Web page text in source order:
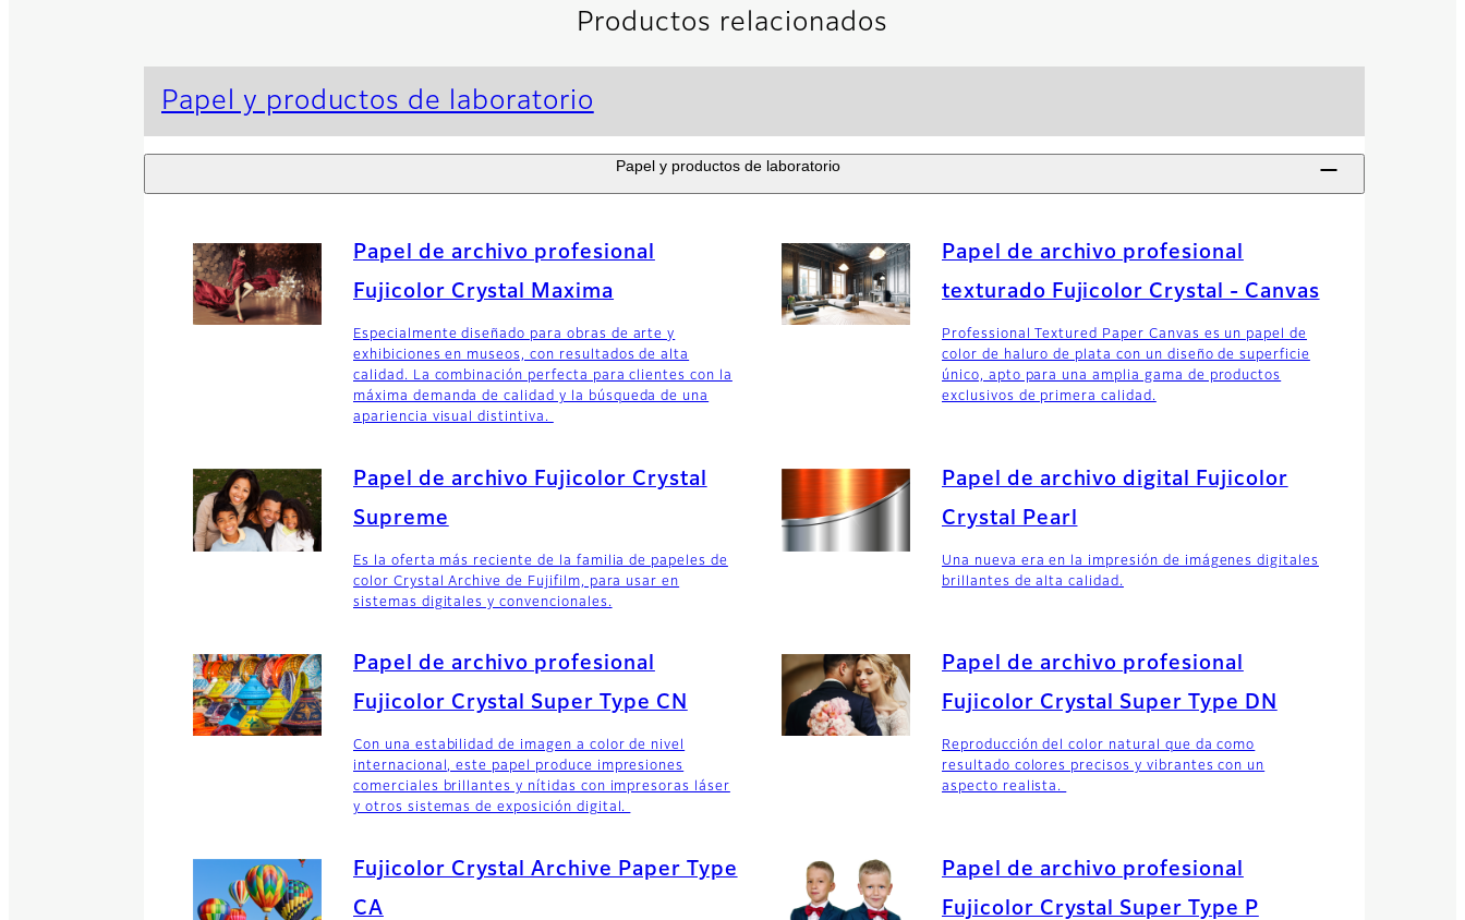
Productos relacionados
Papel y productos de laboratorio
Papel y productos de laboratorio
Papel de archivo profesional
Fujicolor Crystal Maxima
Especialmente diseñado para obras de arte y
exhibiciones en museos, con resultados de alta
calidad. La combinación perfecta para clientes con la
máxima demanda de calidad y la búsqueda de una
apariencia visual distintiva.
Papel de archivo profesional
texturado Fujicolor Crystal - Canvas
Professional Textured Paper Canvas es un papel de
color de haluro de plata con un diseño de superficie
único, apto para una amplia gama de productos
exclusivos de primera calidad.
Papel de archivo Fujicolor Crystal
Supreme
Es la oferta más reciente de la familia de papeles de
color Crystal Archive de Fujifilm, para usar en
sistemas digitales y convencionales.
Papel de archivo digital Fujicolor
Crystal Pearl
Una nueva era en la impresión de imágenes digitales
brillantes de alta calidad.
Papel de archivo profesional
Fujicolor Crystal Super Type CN
Con una estabilidad de imagen a color de nivel
internacional, este papel produce impresiones
comerciales brillantes y nítidas con impresoras láser
y otros sistemas de exposición digital.
Papel de archivo profesional
Fujicolor Crystal Super Type DN
Reproducción del color natural que da como
resultado colores precisos y vibrantes con un
aspecto realista.
Fujicolor Crystal Archive Paper Type
CA
Papel de archivo profesional
Fujicolor Crystal Super Type P